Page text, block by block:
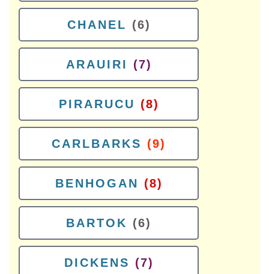
CHANEL (6)
ARAUIRI (7)
PIRARUCU (8)
CARLBARKS (9)
BENHOGAN (8)
BARTOK (6)
DICKENS (7)